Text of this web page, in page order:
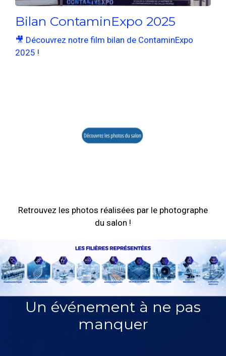
Bilan ContaminExpo 2025
🎥 Découvrez notre film bilan de ContaminExpo
2025 !
Retrouvez les photos réalisées par le photographe
du salon !
Un événement à ne pas
manquer